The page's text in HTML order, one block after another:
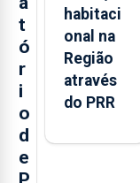
t
ó
r
i
o
d
e
habitaci
onal na
Região
através
do PRR